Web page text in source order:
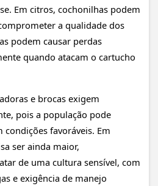
Em citros, cochonilhas podem
a qualidade dos
podem causar perdas
quando atacam o cartucho
e brocas exigem
pois a população pode
favoráveis. Em
ser ainda maior,
de uma cultura sensível, com
e exigência de manejo